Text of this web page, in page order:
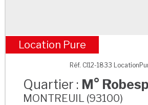
M°
Location Pure
Réf. CI12-1833
Quartier : M°
MONTREUIL (93100)